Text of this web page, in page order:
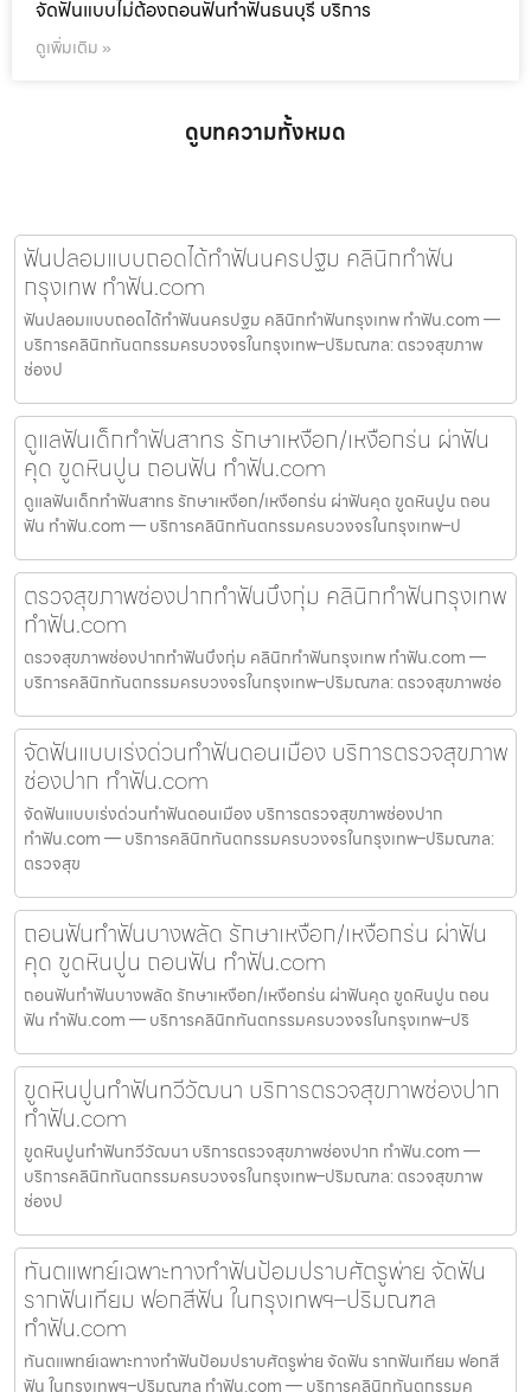
จัดฟันแบบไม่ต้องถอนฟันทำฟันธนบุรี บริการ
ดูเพิ่มเติม »
ดูบทความทั้งหมด
ฟันปลอมแบบถอดได้ทำฟันนครปฐม คลินิกทำฟัน
กรุงเทพ ทำฟัน.com
ฟันปลอมแบบถอดได้ทำฟันนครปฐม คลินิกทำฟันกรุงเทพ ทำฟัน.com —
บริการคลินิกทันตกรรมครบวงจรในกรุงเทพ–ปริมณฑล: ตรวจสุขภาพ
ช่องป
ดูแลฟันเด็กทำฟันสาทร รักษาเหงือก/เหงือกร่น ผ่าฟัน
คุด ขูดหินปูน ถอนฟัน ทำฟัน.com
ดูแลฟันเด็กทำฟันสาทร รักษาเหงือก/เหงือกร่น ผ่าฟันคุด ขูดหินปูน ถอน
ฟัน ทำฟัน.com — บริการคลินิกทันตกรรมครบวงจรในกรุงเทพ–ป
ตรวจสุขภาพช่องปากทำฟันบึงกุ่ม คลินิกทำฟันกรุงเทพ
ทำฟัน.com
ตรวจสุขภาพช่องปากทำฟันบึงกุ่ม คลินิกทำฟันกรุงเทพ ทำฟัน.com —
บริการคลินิกทันตกรรมครบวงจรในกรุงเทพ–ปริมณฑล: ตรวจสุขภาพช่อ
จัดฟันแบบเร่งด่วนทำฟันดอนเมือง บริการตรวจสุขภาพ
ช่องปาก ทำฟัน.com
จัดฟันแบบเร่งด่วนทำฟันดอนเมือง บริการตรวจสุขภาพช่องปาก
ทำฟัน.com — บริการคลินิกทันตกรรมครบวงจรในกรุงเทพ–ปริมณฑล:
ตรวจสุข
ถอนฟันทำฟันบางพลัด รักษาเหงือก/เหงือกร่น ผ่าฟัน
คุด ขูดหินปูน ถอนฟัน ทำฟัน.com
ถอนฟันทำฟันบางพลัด รักษาเหงือก/เหงือกร่น ผ่าฟันคุด ขูดหินปูน ถอน
ฟัน ทำฟัน.com — บริการคลินิกทันตกรรมครบวงจรในกรุงเทพ–ปริ
ขูดหินปูนทำฟันทวีวัฒนา บริการตรวจสุขภาพช่องปาก
ทำฟัน.com
ขูดหินปูนทำฟันทวีวัฒนา บริการตรวจสุขภาพช่องปาก ทำฟัน.com —
บริการคลินิกทันตกรรมครบวงจรในกรุงเทพ–ปริมณฑล: ตรวจสุขภาพ
ช่องป
ทันตแพทย์เฉพาะทางทำฟันป้อมปราบศัตรูพ่าย จัดฟัน
รากฟันเทียม ฟอกสีฟัน ในกรุงเทพฯ–ปริมณฑล
ทำฟัน.com
ทันตแพทย์เฉพาะทางทำฟันป้อมปราบศัตรูพ่าย จัดฟัน รากฟันเทียม ฟอกสี
ฟัน ในกรุงเทพฯ–ปริมณฑล ทำฟัน.com — บริการคลินิกทันตกรรมค